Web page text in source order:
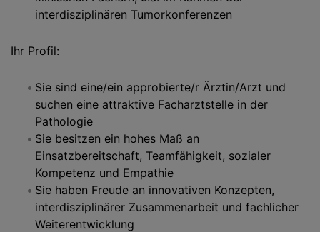
interdisziplinären Tumorkonferenzen
Ihr Profil:
Sie sind eine/ein approbierte/r Ärztin/Arzt und
suchen eine attraktive Facharztstelle in der
Pathologie
Sie besitzen ein hohes Maß an
Einsatzbereitschaft, Teamfähigkeit, sozialer
Kompetenz und Empathie
Sie haben Freude an innovativen Konzepten,
interdisziplinärer Zusammenarbeit und fachlicher
Weiterentwicklung